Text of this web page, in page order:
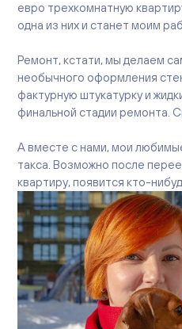
евро трехкомнатную
одна из них и станет моим
Ремонт, кстати, мы делаем
необычного оформления
фактурную штукатурку и
финальной стадии ремонта.
А вместе с нами, мои
такса. Возможно после
квартиру, появится кто-